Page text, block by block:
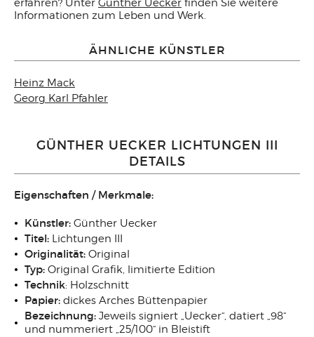
erfahren? Unter Günther Uecker finden Sie weitere
Informationen zum Leben und Werk.
ÄHNLICHE KÜNSTLER
Heinz Mack
Georg Karl Pfahler
GÜNTHER UECKER LICHTUNGEN III
DETAILS
Eigenschaften / Merkmale:
Künstler: Günther Uecker
Titel: Lichtungen III
Originalität: Original
Typ: Original Grafik, limitierte Edition
Technik: Holzschnitt
Papier: dickes Arches Büttenpapier
Bezeichnung: Jeweils signiert „Uecker“, datiert „98“
und nummeriert „25/100“ in Bleistift